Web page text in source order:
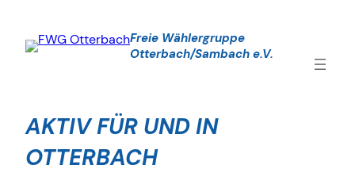
springen
Freie Wählergruppe
Otterbach/Sambach e.V.
AKTIV FÜR UND IN
OTTERBACH